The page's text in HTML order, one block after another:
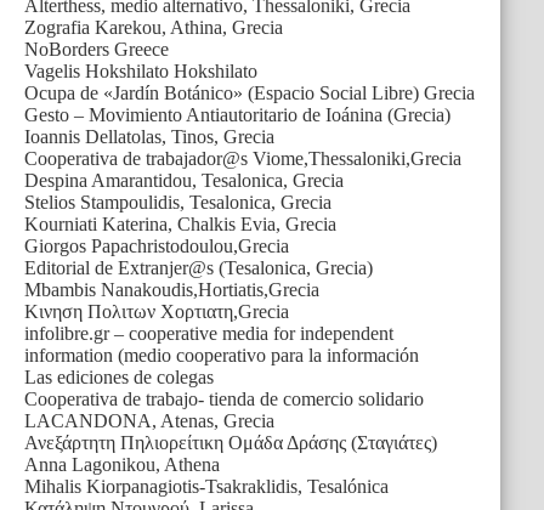
Alterthess, medio alternativo, Thessaloniki, Grecia
Zografia Karekou, Athina, Grecia
NoBorders Greece
Vagelis Hokshilato Hokshilato
Ocupa de «Jardín Botánico» (Espacio Social Libre) Grecia
Gesto – Movimiento Antiautoritario de Ioánina (Grecia)
Ioannis Dellatolas, Tinos, Grecia
Cooperativa de trabajador@s Viome,Thessaloniki,Grecia
Despina Amarantidou, Tesalonica, Grecia
Stelios Stampoulidis, Tesalonica, Grecia
Kourniati Katerina, Chalkis Evia, Grecia
Giorgos Papachristodoulou,Grecia
Editorial de Extranjer@s (Tesalonica, Grecia)
Mbambis Nanakoudis,Hortiatis,Grecia
Κινηση Πολιτων Χορτιατη,Grecia
infolibre.gr – cooperative media for independent
information (medio cooperativo para la información
Las ediciones de colegas
Cooperativa de trabajo- tienda de comercio solidario
LACANDONA, Atenas, Grecia
Ανεξάρτητη Πηλιορείτικη Ομάδα Δράσης (Σταγιάτες)
Anna Lagonikou, Athena
Mihalis Kiorpanagiotis-Tsakraklidis, Tesalónica